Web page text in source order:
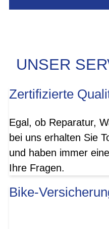
UNSER
Zertifizierte
Egal, ob Reparatur,
bei uns erhalten Sie
und haben immer
Ihre Fragen.
Bike-